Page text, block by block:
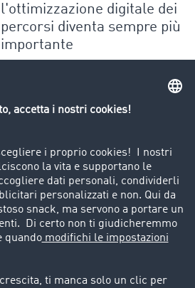
l'ottimizzazione digitale dei
percorsi diventa sempre più
importante
ristrette mettono sotto pressione il
consegnare puntualmente.
L'ottimizzazione mirata del
percorso...
Scopri di più >